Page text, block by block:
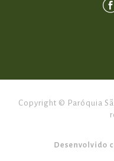
Copyright © Paróquia